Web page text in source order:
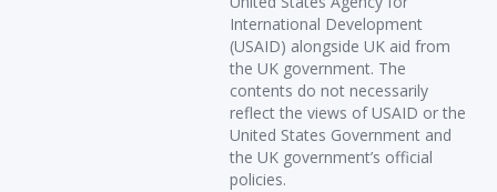
International Development
(USAID) alongside UK aid from
the UK government. The
contents do not necessarily
reflect the views of USAID or the
United States Government and
the UK government’s official
policies.